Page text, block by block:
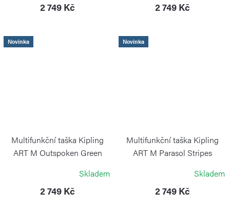
2 749 Kč 2 749 Kč
Novinka
Multifunkční taška Kipling
ART M Outspoken Green
Skladem
2 749 Kč
Novinka
Multifunkční taška Kipling
ART M Parasol Stripes
Skladem
2 749 Kč